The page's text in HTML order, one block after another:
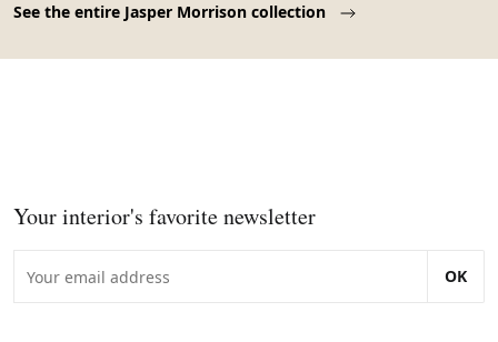
See the entire Jasper Morrison collection
Your interior's favorite newsletter
OK